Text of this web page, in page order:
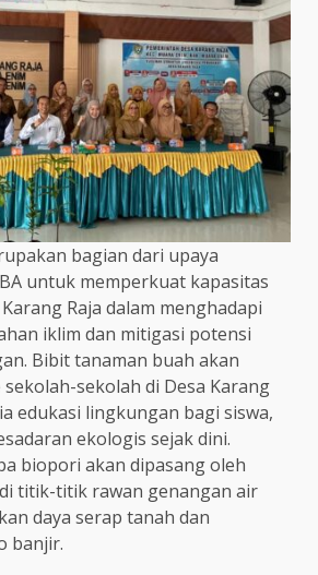
bagian dari upaya
untuk memperkuat kapasitas
Raja dalam menghadapi
iklim dan mitigasi potensi
Bibit tanaman buah akan
sekolah di Desa Karang
edukasi lingkungan bagi siswa,
ekologis sejak dini.
biopori akan dipasang oleh
titik-titik rawan genangan air
daya serap tanah dan
banjir.